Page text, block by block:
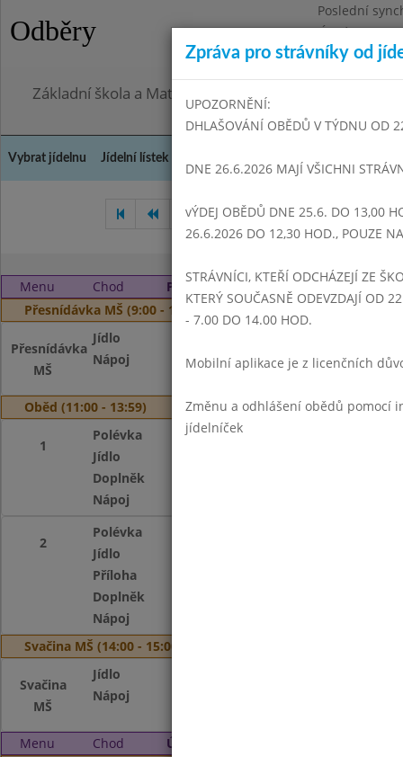
Odběry
Poslední
Úterý
Omezení
Základní škola a Mateřská škola Dr. Edvarda Beneše,
Vybrat jídelnu Jídelní lístek
Duben 2024 Květen 2024
Menu Chod
Pondělí 3. 6. 2024
Přesnídávka MŠ (9:00 - 10:00)
Přesnídávka
MŠ
Jídlo
Nápoj
Čaj s citronem,
Oběd (11:00 - 13:59)
1
Polévka
Jídlo
Doplněk
Nápoj
2
Polévka
Jídlo
Příloha
Doplněk
Nápoj
Svačina MŠ (14:00 - 15:00)
Svačina
MŠ
Jídlo
Nápoj
Menu Chod
Úterý 4. 6. 2024
Zpráva pro strávníky od
UPOZORNĚNÍ:
DHLAŠOVÁNÍ OBĚDŮ V TÝDNU OD
DNE 26.6.2026 MAJÍ VŠICHNI
vÝDEJ OBĚDŮ DNE 25.6. DO 13,00
26.6.2026 DO 12,30 HOD., POUZE
STRÁVNÍCI, KTEŘÍ ODCHÁZEJÍ ZE
KTERÝ SOUČASNĚ ODEVZDAJÍ OD
- 7.00 DO 14.00 HOD.
Mobilní aplikace je z licenčních
Změnu a odhlášení obědů pomocí
jídelníček